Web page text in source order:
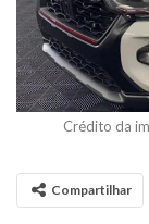
Crédito da
Compartilhar